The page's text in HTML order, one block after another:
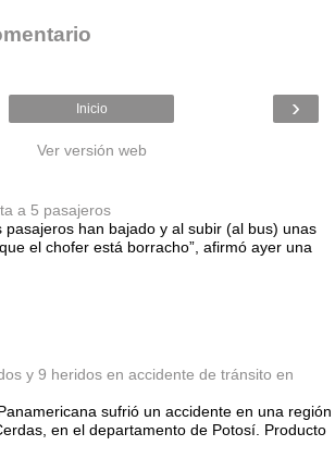
›
Inicio
Ver versión web
a 5 pasajeros
pasajeros han bajado y al subir (al bus) unas
el chofer está borracho”, afirmó ayer una
y 9 heridos en accidente de tránsito en
sufrió un accidente en una región
en el departamento de Potosí. Producto